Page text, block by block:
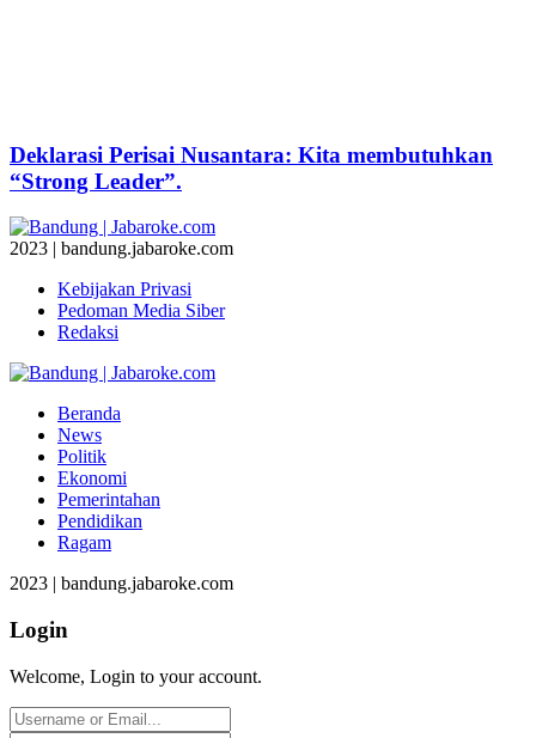
Deklarasi Perisai Nusantara: Kita membutuhkan
“Strong Leader”.
2023 | bandung.jabaroke.com
Kebijakan Privasi
Pedoman Media Siber
Redaksi
Beranda
News
Politik
Ekonomi
Pemerintahan
Pendidikan
Ragam
2023 | bandung.jabaroke.com
Login
Welcome, Login to your account.